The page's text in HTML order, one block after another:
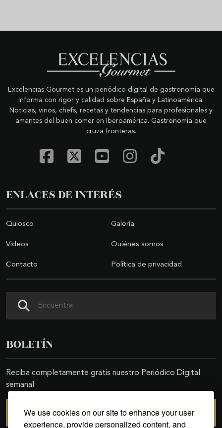
We use cookies on our site to enhance your user
experience, provide personalized content, and
Excelencias Gourmet es un periódico digital de gastronomía que
informa con rigor y calidad sobre España y Latinoamérica.
Noticias, vinos, chefs, recetas y tendencias para profesionales y
amantes del buen comer en Iberoamérica. Gastronomía que
cruza fronteras.
ENLACES DE INTERÉS
Quiosco Galería
Videos Quiénes somos
Contacto Política de privacidad
BOLETÍN
Reciba completamente gratis nuestro Periódico Digital
semanal
SUSCRIBIRSE